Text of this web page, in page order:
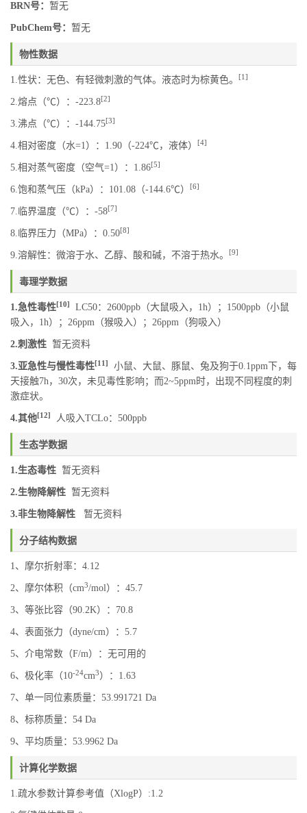
BRN号： 暂无
PubChem号： 暂无
物性数据
1.性状：无色、有轻微刺激的气体。液态时为棕黄色。 [1]
2.熔点（℃）：-223.8[2]
3.沸点（℃）：-144.75[3]
4.相对密度（水=1）：1.90（-224℃，液体） [4]
5.相对蒸气密度（空气=1）：1.86[5]
6.饱和蒸气压（kPa）：101.08（-144.6℃） [6]
7.临界温度（℃）：-58[7]
8.临界压力（MPa）：0.50[8]
9.溶解性：微溶于水、乙醇、酸和碱，不溶于热水。 [9]
毒理学数据
1.急性毒性[10]
LC50：2600ppb（大鼠吸入，1h）；1500ppb（小鼠
吸入，1h）；26ppm（猴吸入）；26ppm（狗吸入）
2.刺激性 暂无资料
3.亚急性与慢性毒性[11]
小鼠、大鼠、豚鼠、兔及狗于0.1ppm下，每
天接触7h，30次，未见毒性影响；而2~5ppm时，出现不同程度的刺
激症状。
4.其他[12] 人吸入TCLo：500ppb
生态学数据
1.生态毒性 暂无资料
2.生物降解性 暂无资料
3.非生物降解性 暂无资料
分子结构数据
1、摩尔折射率：4.12
2、摩尔体积（cm3/mol）：45.7
3、等张比容（90.2K）：70.8
4、表面张力（dyne/cm）：5.7
5、介电常数（F/m）：无可用的
6、极化率（10-24cm3）：1.63
7、单一同位素质量：53.991721 Da
8、标称质量：54 Da
9、平均质量：53.9962 Da
计算化学数据
1.疏水参数计算参考值（XlogP）:1.2